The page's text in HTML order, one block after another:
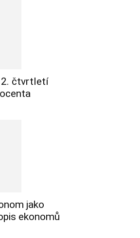
2. čtvrtletí
jako
ekonomů